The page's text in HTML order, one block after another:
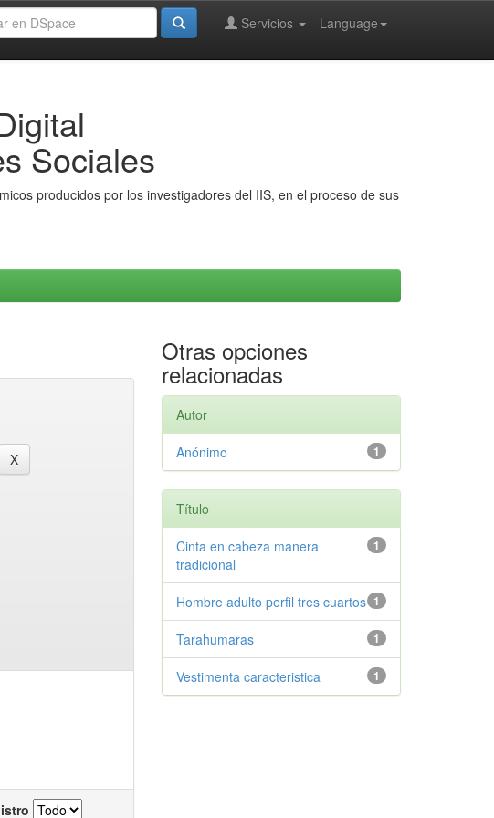
Language
Servicios
Sociales
producidos por los investigadores del IIS, en el proceso de sus
Otras opciones
relacionadas
Autor
1
Anónimo
Título
1
Cinta en cabeza manera
tradicional
1
Hombre adulto perfil tres cuartos
1
Tarahumaras
1
Vestimenta caracteristica